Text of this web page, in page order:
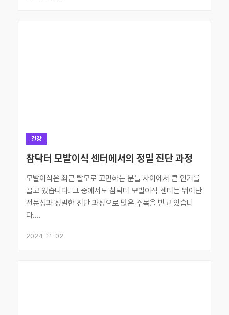
건강
참닥터 모발이식 센터에서의 정밀 진단 과정
모발이식은 최근 탈모로 고민하는 분들 사이에서 큰 인기를
끌고 있습니다. 그 중에서도 참닥터 모발이식 센터는 뛰어난
전문성과 정밀한 진단 과정으로 많은 주목을 받고 있습니
다....
2024-11-02